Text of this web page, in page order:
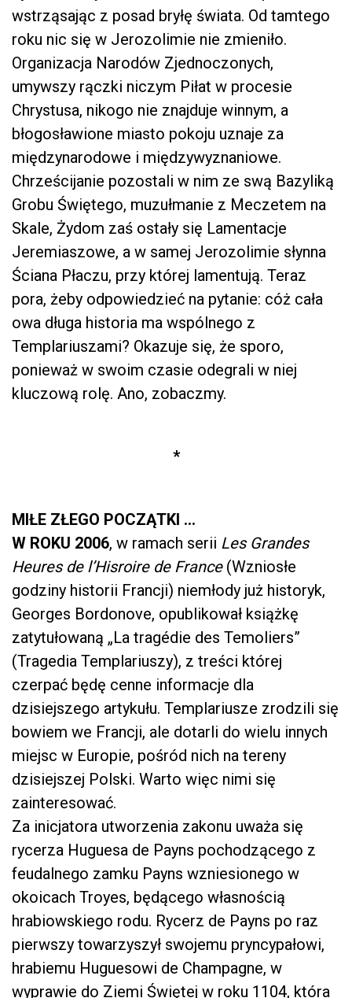
wstrząsając z posad bryłę świata. Od tamtego
roku nic się w Jerozolimie nie zmieniło.
Organizacja Narodów Zjednoczonych,
umywszy rączki niczym Piłat w procesie
Chrystusa, nikogo nie znajduje winnym, a
błogosławione miasto pokoju uznaje za
międzynarodowe i międzywyznaniowe.
Chrześcijanie pozostali w nim ze swą Bazyliką
Grobu Świętego, muzułmanie z Meczetem na
Skale, Żydom zaś ostały się Lamentacje
Jeremiaszowe, a w samej Jerozolimie słynna
Ściana Płaczu, przy której lamentują. Teraz
pora, żeby odpowiedzieć na pytanie: cóż cała
owa długa historia ma wspólnego z
Templariuszami? Okazuje się, że sporo,
ponieważ w swoim czasie odegrali w niej
kluczową rolę. Ano, zobaczmy.
*
MIŁE ZŁEGO POCZĄTKI …
W ROKU 2006, w ramach serii Les Grandes
Heures de l’Hisroire de France(Wzniosłe
godziny historii Francji) niemłody już historyk,
Georges Bordonove, opublikował książkę
zatytułowaną „La tragédie des Temoliers”
(Tragedia Templariuszy), z treści której
czerpać będę cenne informacje dla
dzisiejszego artykułu. Templariusze zrodzili się
bowiem we Francji, ale dotarli do wielu innych
miejsc w Europie, pośród nich na tereny
dzisiejszej Polski. Warto więc nimi się
zainteresować.
Za inicjatora utworzenia zakonu uważa się
rycerza Huguesa de Payns pochodzącego z
feudalnego zamku Payns wzniesionego w
okoicach Troyes, będącego własnością
hrabiowskiego rodu. Rycerz de Payns po raz
pierwszy towarzyszył swojemu pryncypałowi,
hrabiemu Huguesowi de Champagne, w
wyprawie do Ziemi Świętej w roku 1104, która